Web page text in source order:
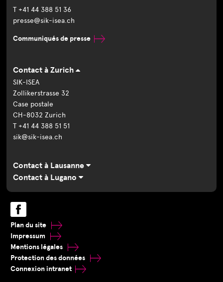
T +41 44 388 51 36
presse@sik-isea.ch
Communiqués de presse
Contact à Zurich
SIK-ISEA
Zollikerstrasse 32
Case postale
CH-8032 Zurich
T +41 44 388 51 51
sik@sik-isea.ch
Contact à Lausanne
Contact à Lugano
Plan du site
Impressum
Mentions légales
Protection des données
Connexion intranet